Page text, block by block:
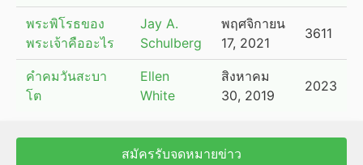
พระพิโรธของ
พระเจ้าคืออะไร
Jay A.
Schulberg
พฤศจิกายน
17, 2021
3611
คำคมวันสะบา
โต
Ellen
White
สิงหาคม
30, 2019
2023
สมัครรับจดหมายข่าว